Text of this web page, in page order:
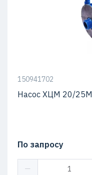
150941702
Насос ХЦМ 20/25М
По запросу